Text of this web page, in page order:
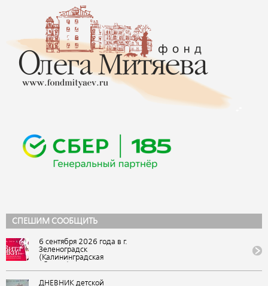
СПЕШИМ СООБЩИТЬ
6 сентября 2026 года в г.
Зеленоградск
(Калининградская
Всероссийский
фестиваль авторской
ДНЕВНИК детской